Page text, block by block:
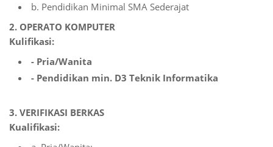
b. Pendidikan Minimal SMA Sederajat
2. OPERATO KOMPUTER
Kulifikasi:
- Pria/Wanita
- Pendidikan min. D3 Teknik Informatika
3. VERIFIKASI BERKAS
Kualifikasi: